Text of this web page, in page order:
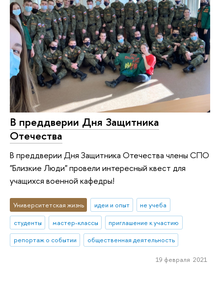
В преддверии Дня Защитника
Отечества
В преддверии Дня Защитника Отечества члены СПО
"Близкие Люди" провели интересный квест для
учащихся военной кафедры!
Университетская жизнь идеи и опыт
не учеба
студенты
мастер-классы
приглашение к участию
репортаж о событии
общественная деятельность
19 февраля 2021